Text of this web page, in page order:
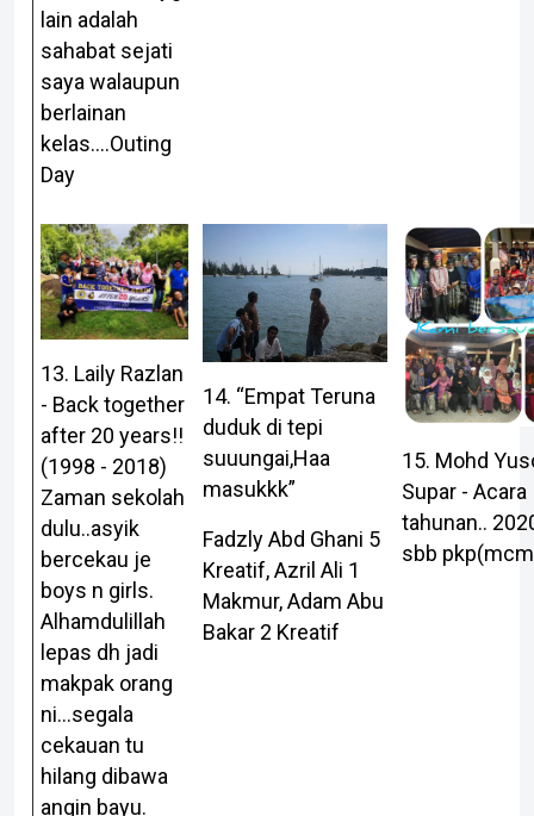
lain adalah
sahabat sejati
saya walaupun
berlainan
kelas....Outing
Day
13. Laily Razlan
- Back together
after 20 years!!
(1998 - 2018)
Zaman sekolah
dulu..asyik
bercekau je
boys n girls.
Alhamdulillah
lepas dh jadi
makpak orang
ni...segala
cekauan tu
hilang dibawa
angin bayu.
14. “Empat Teruna
duduk di tepi
suuungai,Haa
masukkk”
Fadzly Abd Ghani 5
Kreatif, Azril Ali 1
Makmur, Adam Abu
Bakar 2 Kreatif
15. Mohd
Supar - Acara
tahunan..
sbb